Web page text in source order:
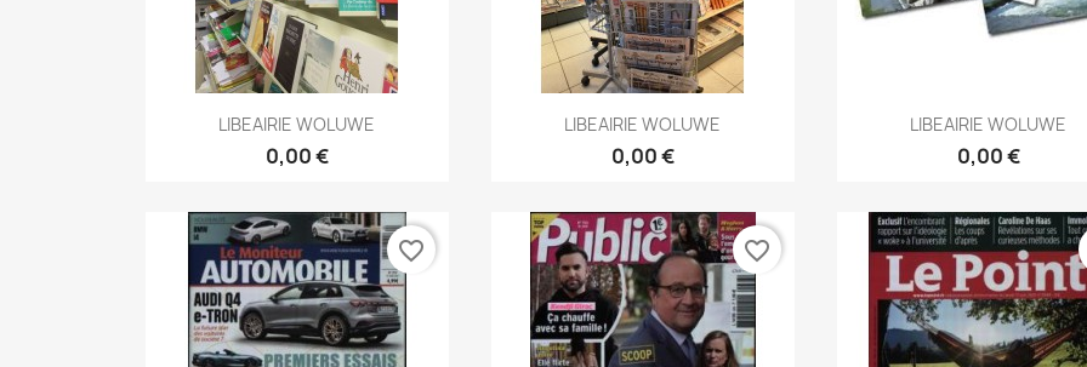
Aperçu rapide
LIBEAIRIE WOLUWE
0,00 €
Aperçu rapide
LIBEAIRIE WOLUWE
0,00 €
Aperçu rapide
LIBEAIRIE WOLUWE
0,00 €
favorite_border favorite_border